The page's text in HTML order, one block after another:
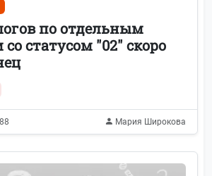
по отдельным
статусом "02" скоро
Мария Широкова